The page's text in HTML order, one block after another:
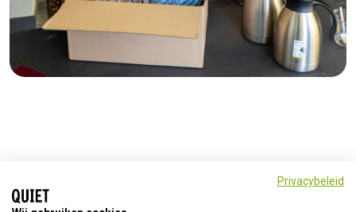
Meer informatie vanuit Quiet Nederland
Privacybeleid